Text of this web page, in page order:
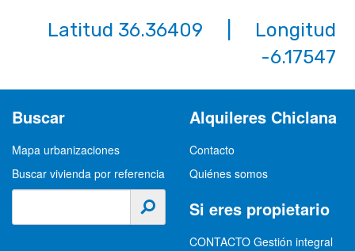
Latitud 36.36409 | Longitud
-6.17547
Buscar
Mapa urbanizaciones
Buscar vivienda por referencia
Alquileres Chiclana
Contacto
Quiénes somos
Si eres propietario
CONTACTO Gestión integral